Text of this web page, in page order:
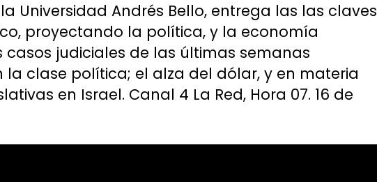
Universidad Andrés Bello, entrega las las claves
proyectando la política, y la economía
judiciales de las últimas semanas
clase política; el alza del dólar, y en materia
en Israel. Canal 4 La Red, Hora 07. 16 de